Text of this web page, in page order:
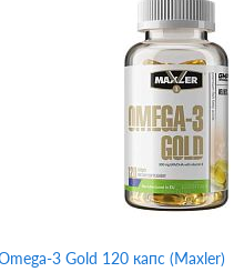
3 Gold 120 капс (Maxler)